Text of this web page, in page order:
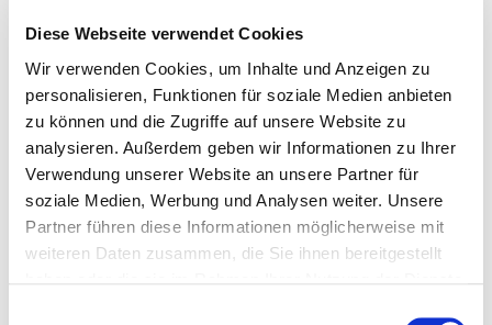
Diese Webseite verwendet Cookies
Wir verwenden Cookies, um Inhalte und Anzeigen zu
personalisieren, Funktionen für soziale Medien anbieten
zu können und die Zugriffe auf unsere Website zu
analysieren. Außerdem geben wir Informationen zu Ihrer
Verwendung unserer Website an unsere Partner für
soziale Medien, Werbung und Analysen weiter. Unsere
Partner führen diese Informationen möglicherweise mit
weiteren Daten zusammen, die Sie ihnen bereitgestellt
GreenGate Magnete im 3er Set „Donut“
€ 11,95